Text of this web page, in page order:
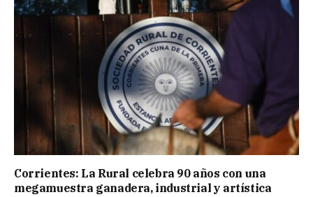
Corrientes: La Rural celebra 90 años con una
megamuestra ganadera, industrial y artística